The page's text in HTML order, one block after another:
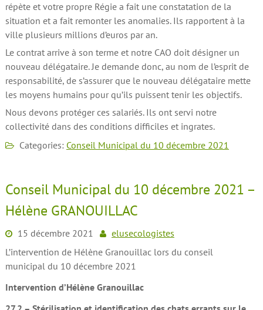
répète et votre propre Régie a fait une constatation de la
situation et a fait remonter les anomalies. Ils rapportent à la
ville plusieurs millions d’euros par an.
Le contrat arrive à son terme et notre CAO doit désigner un
nouveau délégataire. Je demande donc, au nom de l’esprit de
responsabilité, de s’assurer que le nouveau délégataire mette
les moyens humains pour qu’ils puissent tenir les objectifs.
Nous devons protéger ces salariés. Ils ont servi notre
collectivité dans des conditions difficiles et ingrates.
Categories: Conseil Municipal du 10 décembre 2021
Conseil Municipal du 10 décembre 2021 –
Hélène GRANOUILLAC
15 décembre 2021
elusecologistes
L’intervention de Hélène Granouillac lors du conseil
municipal du 10 décembre 2021
Intervention d’Hélène Granouillac